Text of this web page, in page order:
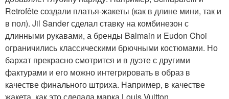
Retrofête создали платья-жакеты (как в длине мини, так и
в пол). Jil Sander сделал ставку на комбинезон с
длинными рукавами, а бренды Balmain и Eudon Choi
ограничились классическими брючными костюмами. Но
бархат прекрасно смотрится и в дуэте с другими
фактурами и его можно интегрировать в образ в
качестве финального штриха. Например, в качестве